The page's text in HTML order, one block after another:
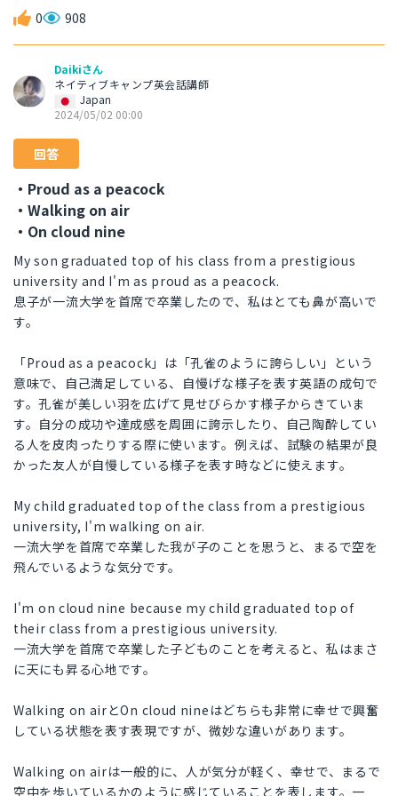
0 908
Daikiさん
ネイティブキャンプ英会話講師
Japan
2024/05/02 00:00
回答
・Proud as a peacock
・Walking on air
・On cloud nine
My son graduated top of his class from a prestigious
university and I'm as proud as a peacock.
息子が一流大学を首席で卒業したので、私はとても鼻が高いで
す。
「Proud as a peacock」は「孔雀のように誇らしい」という
意味で、自己満足している、自慢げな様子を表す英語の成句で
す。孔雀が美しい羽を広げて見せびらかす様子からきていま
す。自分の成功や達成感を周囲に誇示したり、自己陶酔してい
る人を皮肉ったりする際に使います。例えば、試験の結果が良
かった友人が自慢している様子を表す時などに使えます。
My child graduated top of the class from a prestigious
university, I'm walking on air.
一流大学を首席で卒業した我が子のことを思うと、まるで空を
飛んでいるような気分です。
I'm on cloud nine because my child graduated top of
their class from a prestigious university.
一流大学を首席で卒業した子どものことを考えると、私はまさ
に天にも昇る心地です。
Walking on airとOn cloud nineはどちらも非常に幸せで興奮
している状態を表す表現ですが、微妙な違いがあります。
Walking on airは一般的に、人が気分が軽く、幸せで、まるで
空中を歩いているかのように感じていることを表します。一